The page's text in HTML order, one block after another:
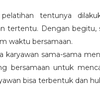
pelatihan tentunya
tertentu. Dengan
waktu bersamaan.
karyawan sama-sama
bersamaan untuk
bisa terbentuk dan